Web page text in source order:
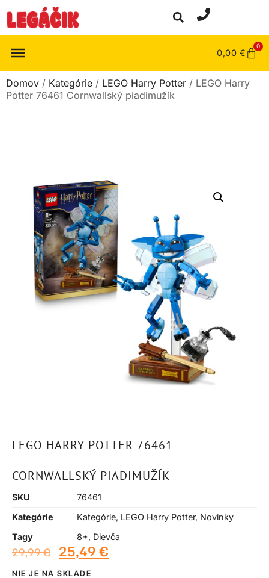
0,00 €
0
Domov / Kategórie / LEGO Harry Potter / LEGO Harry
Potter 76461 Cornwallský piadimužík
LEGO HARRY POTTER 76461
CORNWALLSKÝ PIADIMUŽÍK
SKU
76461
Kategórie
Kategórie, LEGO Harry Potter, Novinky
Tagy
8+, Dievča
29,99€ 25,49 €
NIE JE NA SKLADE